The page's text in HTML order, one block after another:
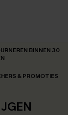
BINNEN 30
& PROMOTIES